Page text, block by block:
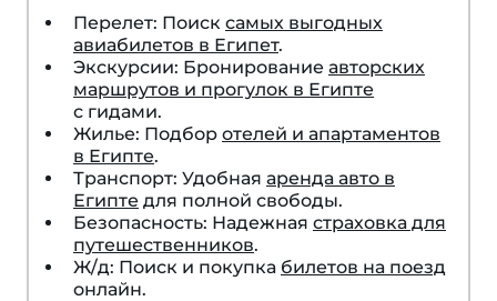
Перелет: Поиск самых выгодных
авиабилетов в Египет.
Экскурсии: Бронирование авторских
маршрутов и прогулок в Египте
с гидами.
Жилье: Подбор отелей и апартаментов
в Египте.
Транспорт: Удобная аренда авто в
Египте для полной свободы.
Безопасность: Надежная страховка для
путешественников.
Ж/д: Поиск и покупка билетов на поезд
онлайн.